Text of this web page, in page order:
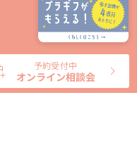
予約受付中
オンライン相談会